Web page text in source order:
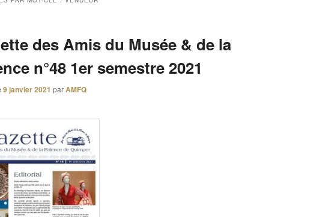
des Amis du Musée & de la
n°48 1er semestre 2021
9 janvier 2021 parAMFQ